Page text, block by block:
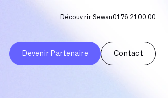
Découvrir Sewan01 76 21 00 00
Devenir Partenaire Contact